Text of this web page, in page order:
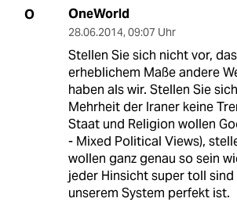
O OneWorld
28.06.2014, 09:07 Uhr
Stellen Sie sich nicht vor,
erheblichem Maße andere
haben als wir. Stellen Sie
Mehrheit der Iraner keine
Staat und Religion wollen
- Mixed Political Views),
wollen ganz genau so sein
jeder Hinsicht super toll sind
unserem System perfekt ist.